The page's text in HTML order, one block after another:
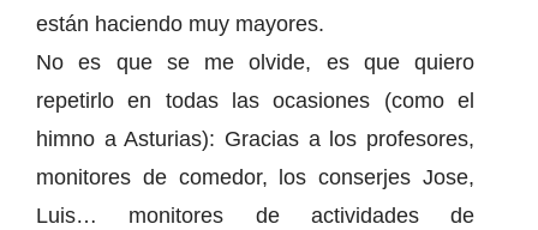
están haciendo muy mayores.
No es que se me olvide, es que quiero
repetirlo en todas las ocasiones (como el
himno a Asturias): Gracias a los profesores,
monitores de comedor, los conserjes Jose,
Luis… monitores de actividades de